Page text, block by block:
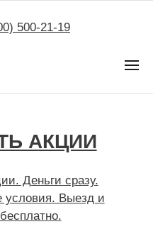
500-21-19
АКЦИИ
Деньги сразу.
условия. Выезд и